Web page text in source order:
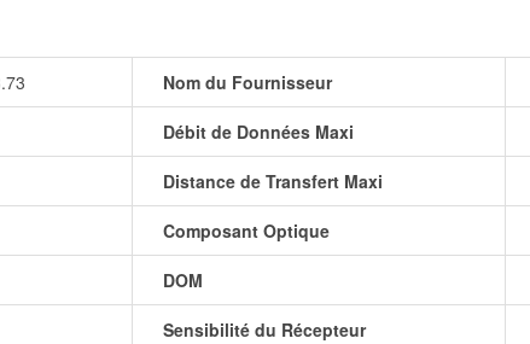
Nom du Fournisseur
Débit de Données Maxi
Distance de Transfert Maxi
Composant Optique
DOM
Sensibilité du Récepteur